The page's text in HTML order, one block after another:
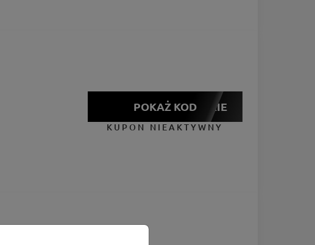
POKAŻ KOD FERIE
KUPON NIEAKTYWNY